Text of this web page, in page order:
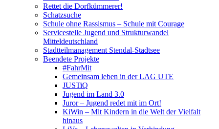
Rettet die Dorfkümmerer!
Schatzsuche
Schule ohne Rassismus – Schule mit Courage
Servicestelle Jugend und Strukturwandel
Mitteldeutschland
Stadtteilmanagement Stendal-Stadtsee
Beendete Projekte
#FahrMit
Gemeinsam leben in der LAG UTE
JUSTiQ
Jugend im Land 3.0
Juror – Jugend redet mit im Ort!
KiWin – Mit Kindern in die Welt der Vielfalt
hinaus